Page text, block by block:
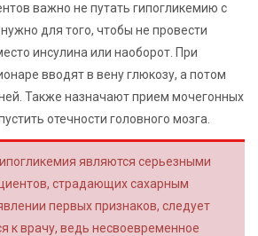
важно не путать гипогликемию с
для того, чтобы не провести
инсулина или наоборот. При
вводят в вену глюкозу, а потом
Также назначают прием мочегонных
отечности головного мозга.
являются серьезными
страдающих сахарным
первых признаков, следует
к врачу, ведь несвоевременное